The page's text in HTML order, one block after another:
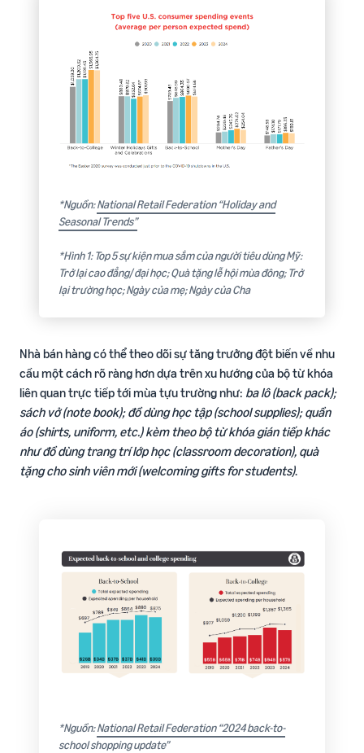
Nắm bắt 5 giai đoạn chính
trong hành trình bán hàng
kinh nghiệm bán hàng hữu
*Nguồn:National Retail Federation “Holiday and
Seasonal Trends”
*Hình 1: Top 5 sự kiện mua sắm của người tiêu dùng Mỹ:
Trở lại cao đẳng/ đại học; Quà tặng lễ hội mùa đông; Trở
lại trường học; Ngày của mẹ; Ngày của Cha
Nhà bán hàng có thể theo dõi sự tăng trưởng đột biến về nhu
cầu một cách rõ ràng hơn dựa trên xu hướng của bộ từ khóa
liên quan trực tiếp tới mùa tựu trường như: ba lô (back pack);
sách vở (note book); đồ dùng học tập (school supplies); quần
áo (shirts, uniform, etc.) kèm theo bộ từ khóa gián tiếp khác
như đồ dùng trang trí lớp học (classroom decoration), quà
tặng cho sinh viên mới (welcoming gifts for students).
*Nguồn:National Retail Federation “2024 back-to-
school shopping update”